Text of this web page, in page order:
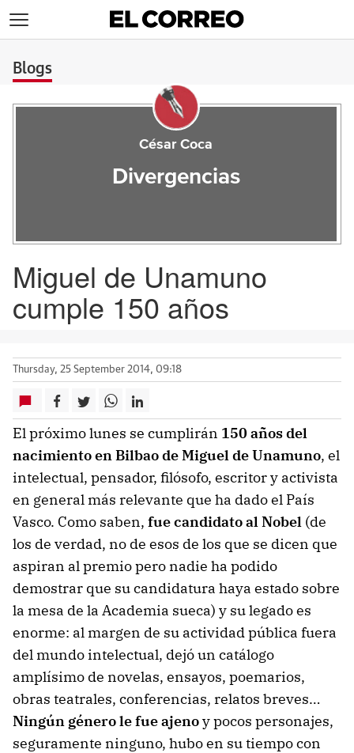
Blogs
César Coca
Divergencias
Miguel de Unamuno
cumple 150 años
Thursday, 25 September 2014, 09:18
El próximo lunes se cumplirán 150 años del
nacimiento en Bilbao de Miguel de Unamuno, el
intelectual, pensador, filósofo, escritor y activista
en general más relevante que ha dado el País
Vasco. Como saben, fue candidato al Nobel (de
los de verdad, no de esos de los que se dicen que
aspiran al premio pero nadie ha podido
demostrar que su candidatura haya estado sobre
la mesa de la Academia sueca) y su legado es
enorme: al margen de su actividad pública fuera
del mundo intelectual, dejó un catálogo
amplísimo de novelas, ensayos, poemarios,
obras teatrales, conferencias, relatos breves…
Ningún género le fue ajenoy pocos personajes,
seguramente ninguno, hubo en su tiempo con